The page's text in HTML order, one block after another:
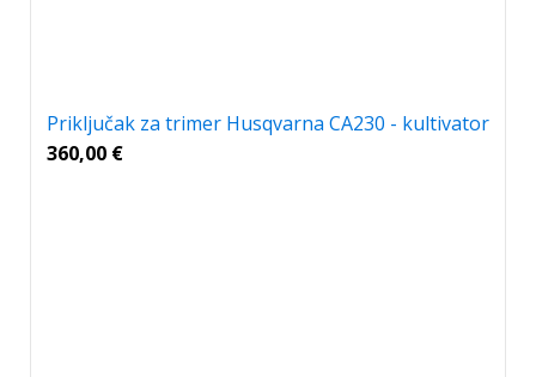
Priključak za trimer Husqvarna CA230 - kultivator
360,00 €